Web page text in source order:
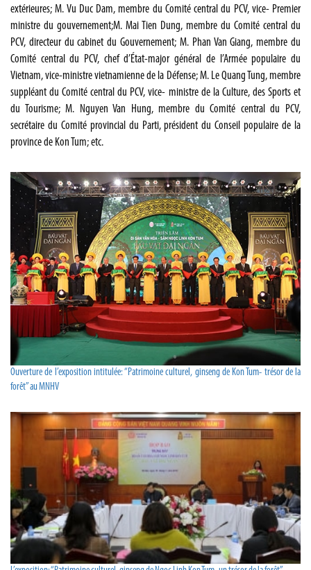
extérieures; M. Vu Duc Dam, membre du Comité central du PCV, vice- Premier
ministre du gouvernement;M. Mai Tien Dung, membre du Comité central du
PCV, directeur du cabinet du Gouvernement; M. Phan Van Giang, membre du
Comité central du PCV, chef d’État-major général de l’Armée populaire du
Vietnam, vice-ministre vietnamienne de la Défense; M. Le Quang Tung, membre
suppléant du Comité central du PCV, vice- ministre de la Culture, des Sports et
du Tourisme; M. Nguyen Van Hung, membre du Comité central du PCV,
secrétaire du Comité provincial du Parti, président du Conseil populaire de la
province de Kon Tum; etc.
Ouverture de l’exposition intitulée: “Patrimoine culturel, ginseng de Kon Tum- trésor de la
forêt” au MNHV